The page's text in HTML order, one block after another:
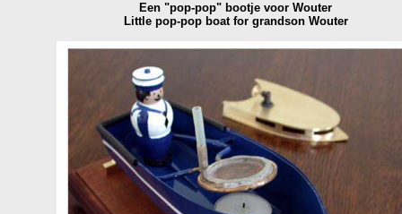
Een "pop-pop" bootje voor Wouter
Little pop-pop boat for grandson Wouter